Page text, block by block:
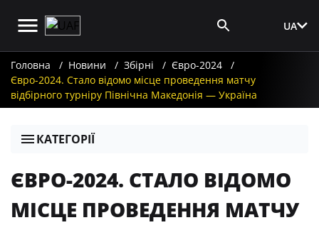
UA
Головна Новини Збірні
Євро-2024
Євро-2024. Стало відомо місце проведення матчу
відбірного турніру Північна Македонія — Україна
КАТЕГОРІЇ
ЄВРО-2024. СТАЛО ВІДОМО
МІСЦЕ ПРОВЕДЕННЯ МАТЧУ